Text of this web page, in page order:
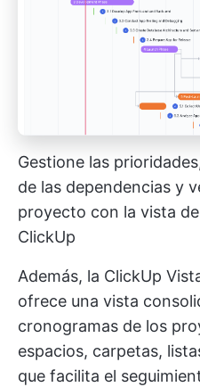
Gestione las
de las dependencias y
proyecto con la vista
ClickUp
Además, la ClickUp
ofrece una vista
cronogramas de los
espacios, carpetas,
que facilita el